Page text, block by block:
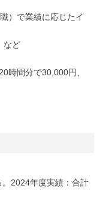
）で業績に応じたイ
など
時間分で30,000円、
2024年度実績：合計